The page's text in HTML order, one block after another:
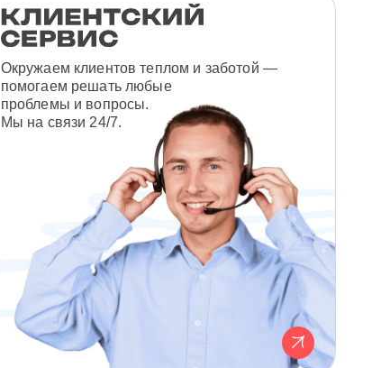
Окружаем клиентов теплом и заботой —
помогаем решать любые
проблемы и вопросы.
Мы на связи 24/7.